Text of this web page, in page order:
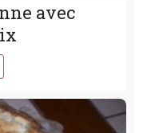
avec